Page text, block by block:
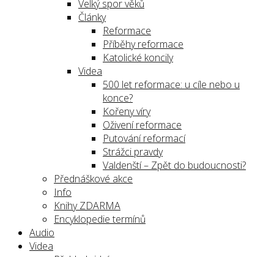
Velký spor věků
Články
Reformace
Příběhy reformace
Katolické koncily
Videa
500 let reformace: u cíle nebo u
konce?
Kořeny víry
Oživení reformace
Putování reformací
Strážci pravdy
Valdenští – Zpět do budoucnosti?
Přednáškové akce
Info
Knihy ZDARMA
Encyklopedie termínů
Audio
Videa